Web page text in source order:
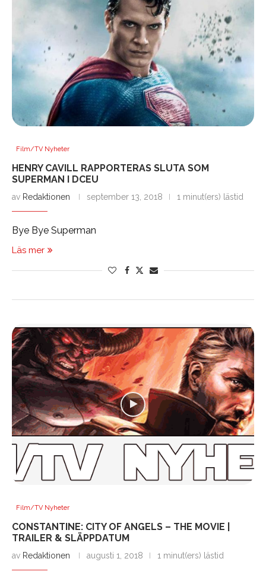
Film/TV Nyheter
HENRY CAVILL RAPPORTERAS SLUTA SOM
SUPERMAN I DCEU
av Redaktionen september 13, 2018 1 minut(ers) lästid
Bye Bye Superman
Läs mer
Film/TV Nyheter
CONSTANTINE: CITY OF ANGELS – THE MOVIE |
TRAILER & SLÄPPDATUM
av Redaktionen augusti 1, 2018 1 minut(ers) lästid